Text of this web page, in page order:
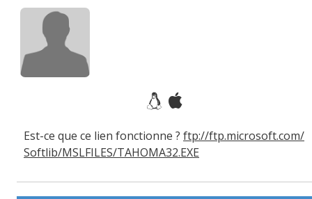
Est-ce que ce lien fonctionne ? ftp://ftp.microsoft.com/
Softlib/MSLFILES/TAHOMA32.EXE